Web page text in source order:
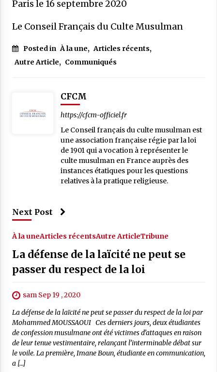
Paris le 16 septembre 2020
Le Conseil Français du Culte Musulman
Posted in À la une, Articles récents,
Autre Article, Communiqués
CFCM
https://cfcm-officiel.fr
Le Conseil français du culte musulman est
une association française régie par la loi
de 1901 qui a vocation à représenter le
culte musulman en France auprès des
instances étatiques pour les questions
relatives à la pratique religieuse.
Next Post
À la uneArticles récentsAutre ArticleTribune
La défense de la laïcité ne peut se
passer du respect de la loi
sam Sep 19 , 2020
La défense de la laïcité ne peut se passer du respect de la loi par
Mohammed MOUSSAOUI Ces derniers jours, deux étudiantes
de confession musulmane ont été victimes d’attaques en raison
de leur tenue vestimentaire, relançant l’interminable débat sur
le voile. La première, Imane Boun, étudiante en communication,
a […]